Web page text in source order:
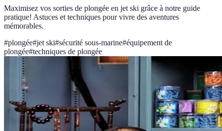
Maximisez vos sorties de plongée en jet ski grâce à notre guide
pratique! Astuces et techniques pour vivre des aventures
mémorables.
#plongée#jet ski#sécurité sous-marine#équipement de
plongée#techniques de plongée